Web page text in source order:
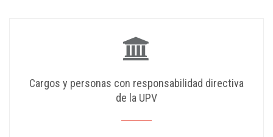
Cargos y personas con responsabilidad directiva
de la UPV